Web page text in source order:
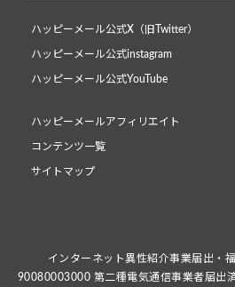
ハッピーメール公式X（旧Twitter）
ハッピーメール公式instagram
ハッピーメール公式YouTube
ハッピーメールアフィリエイト
コンテンツ一覧
サイトマップ
インターネット異性紹介事業届出・
90080003000 第二種電気通信事業者届出